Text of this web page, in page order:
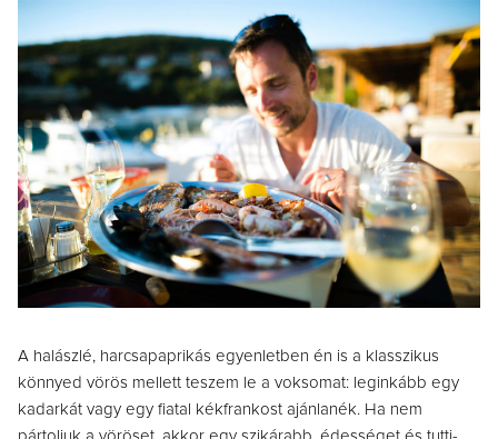
A halászlé, harcsapaprikás egyenletben én is a klasszikus
könnyed vörös mellett teszem le a voksomat: leginkább egy
kadarkát vagy egy fiatal kékfrankost ajánlanék. Ha nem